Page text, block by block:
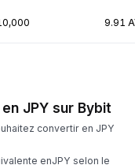
9.91
JPY sur Bybit
convertir en JPY
enJPY selon le